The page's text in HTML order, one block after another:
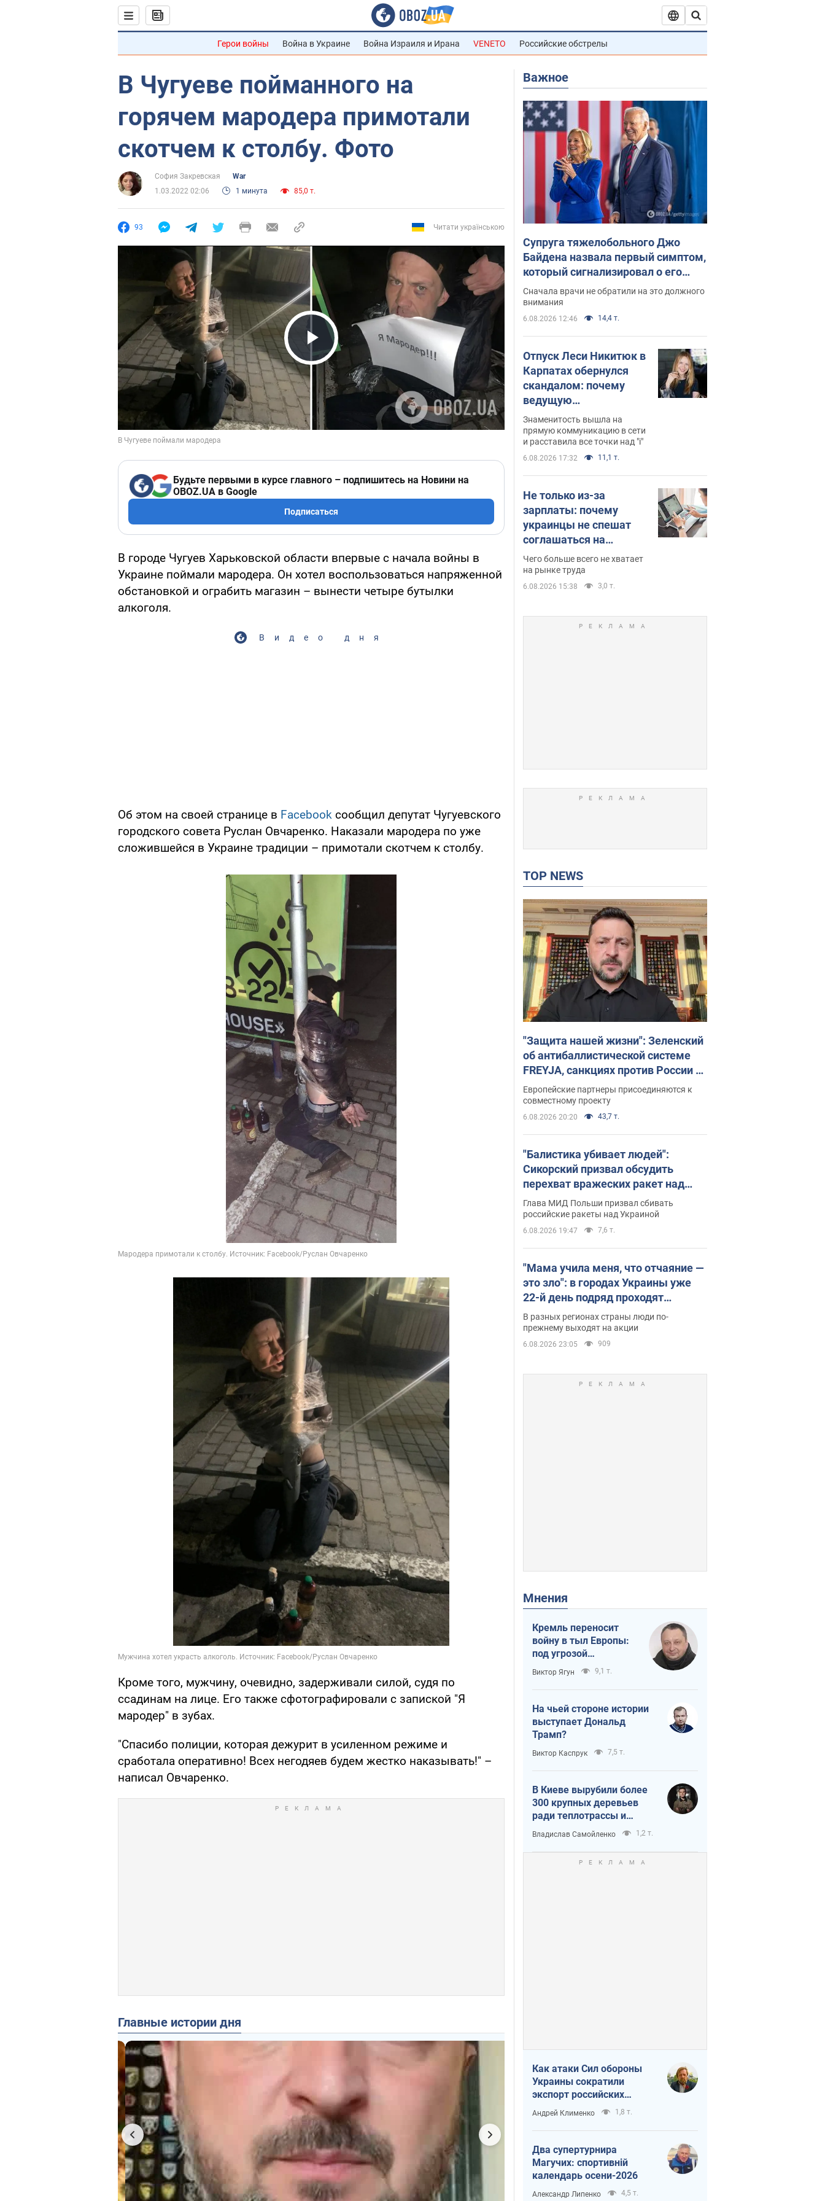
Герои войны Война в Украине Война Израиля и Ирана VENETO Российские обстрелы
В Чугуеве пойманного на
горячем мародера примотали
скотчем к столбу. Фото
София Закревская
War
1.03.2022 02:06
1 минута 85,0 т.
93 Читати українською
Play Video
Будьте первыми в курсе главного – подпишитесь на Новини на
OBOZ.UA в Google
Подписаться
В городе Чугуев Харьковской области впервые с начала войны в
Украине поймали мародера. Он хотел воспользоваться напряженной
обстановкой и ограбить магазин – вынести четыре бутылки
алкоголя.
Видео дня
Об этом на своей странице в Facebook сообщил депутат Чугуевского
городского совета Руслан Овчаренко. Наказали мародера по уже
сложившейся в Украине традиции – примотали скотчем к столбу.
Кроме того, мужчину, очевидно, задерживали силой, судя по
ссадинам на лице. Его также сфотографировали с запиской "Я
мародер" в зубах.
"Спасибо полиции, которая дежурит в усиленном режиме и
сработала оперативно! Всех негодяев будем жестко наказывать!" –
написал Овчаренко.
Главные истории дня
Важное
Супруга тяжелобольного Джо
Байдена назвала первый симптом,
который сигнализировал о его
"агрессивном" раке
Сначала врачи не обратили на это должного
внимания
6.08.2026 12:46 14,4 т.
Отпуск Леси Никитюк в
Карпатах обернулся
скандалом: почему
ведущую
несправедливо
захейтили
Знаменитость вышла на
прямую коммуникацию в сети
и расставила все точки над "i"
6.08.2026 17:32 11,1 т.
Не только из-за
зарплаты: почему
украинцы не спешат
соглашаться на
вакансии
Чего больше всего не хватает
на рынке труда
6.08.2026 15:38 3,0 т.
TOP NEWS
"Защита нашей жизни": Зеленский
об антибаллистической системе
FREYJA, санкциях против России и
поддержке аграриев. Видео
Европейские партнеры присоединяются к
совместному проекту
6.08.2026 20:20 43,7 т.
"Балистика убивает людей":
Сикорский призвал обсудить
перехват вражеских ракет над
Украиной
Глава МИД Польши призвал сбивать
российские ракеты над Украиной
6.08.2026 19:47 7,6 т.
"Мама учила меня, что отчаяние —
это зло": в городах Украины уже
22-й день подряд проходят
массовые митинги за
возвращение Федорова. Фото и
видео
В разных регионах страны люди по-
прежнему выходят на акции
6.08.2026 23:05 909
Мнения
Кремль переносит
войну в тыл Европы:
под угрозой
критическая
логистика
Виктор Ягун 9,1 т.
На чьей стороне истории
выступает Дональд
Трамп?
Виктор Каспрук 7,5 т.
В Киеве вырубили более
300 крупных деревьев
ради теплотрассы и
вопреки Генплану
Владислав Самойленко 1,2 т.
Как атаки Сил обороны
Украины сократили
экспорт российских
нефтепродуктов
Андрей Клименко 1,8 т.
Два супертурнира
Магучих: спортивній
календарь осени-2026
Александр Липенко 4,5 т.